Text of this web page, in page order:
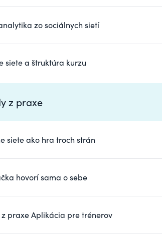
zo sociálnych sietí
siete a štruktúra kurzu
z praxe
siete ako hra troch strán
hovorí sama o sebe
z praxe Aplikácia pre trénerov